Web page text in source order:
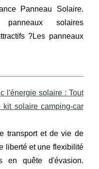
Panneau Solaire.
solaires
?Les panneaux
l'énergie solaire : Tout
solaire camping-car
transport et de vie de
liberté et une flexibilité
en quête d'évasion.